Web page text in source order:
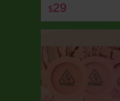
$29